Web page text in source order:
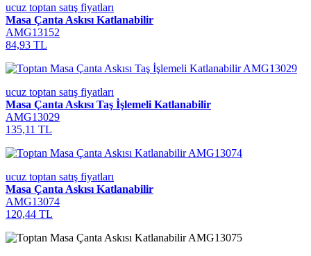
ucuz toptan satış fiyatları
Masa Çanta Askısı Katlanabilir
AMG13152
84,93 TL
ucuz toptan satış fiyatları
Masa Çanta Askısı Taş İşlemeli Katlanabilir
AMG13029
135,11 TL
ucuz toptan satış fiyatları
Masa Çanta Askısı Katlanabilir
AMG13074
120,44 TL